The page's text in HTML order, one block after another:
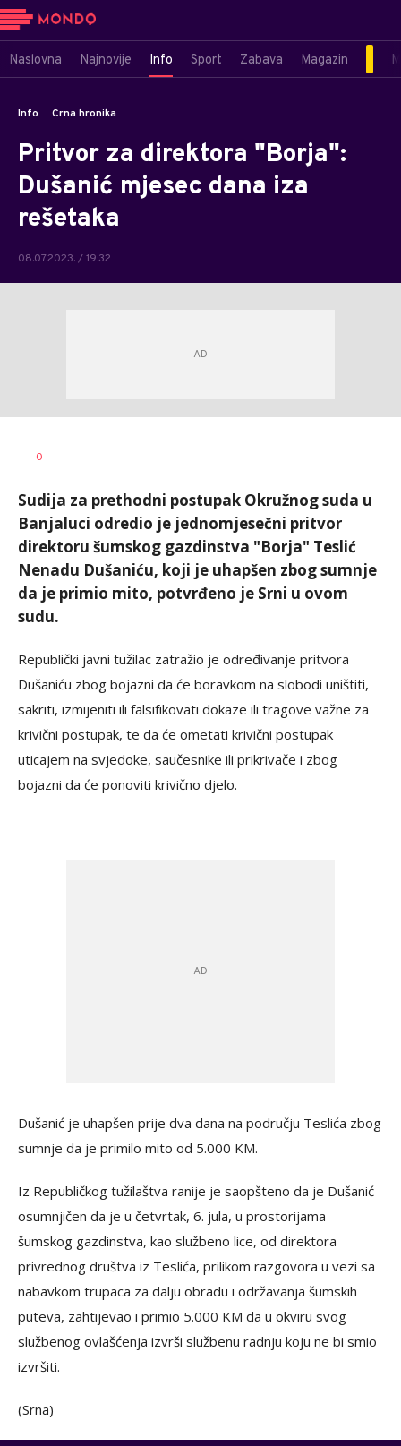
Naslovna Najnovije Info Sport Zabava Magazin
Info Crna hronika
Pritvor za direktora "Borja":
Dušanić mjesec dana iza
rešetaka
08.07.2023. / 19:32
AUTOR
0
Sudija za prethodni postupak Okružnog suda u
Banjaluci odredio je jednomjesečni pritvor
direktoru šumskog gazdinstva "Borja" Teslić
Nenadu Dušaniću, koji je uhapšen zbog sumnje
da je primio mito, potvrđeno je Srni u ovom
sudu.
Republički javni tužilac zatražio je određivanje pritvora
Dušaniću zbog bojazni da će boravkom na slobodi uništiti,
sakriti, izmijeniti ili falsifikovati dokaze ili tragove važne za
krivični postupak, te da će ometati krivični postupak
uticajem na svjedoke, saučesnike ili prikrivače i zbog
bojazni da će ponoviti krivično djelo.
Dušanić je uhapšen prije dva dana na području Teslića zbog
sumnje da je primilo mito od 5.000 KM.
Iz Republičkog tužilaštva ranije je saopšteno da je Dušanić
osumnjičen da je u četvrtak, 6. jula, u prostorijama
šumskog gazdinstva, kao službeno lice, od direktora
privrednog društva iz Teslića, prilikom razgovora u vezi sa
nabavkom trupaca za dalju obradu i održavanja šumskih
puteva, zahtijevao i primio 5.000 KM da u okviru svog
službenog ovlašćenja izvrši službenu radnju koju ne bi smio
izvršiti.
(Srna)